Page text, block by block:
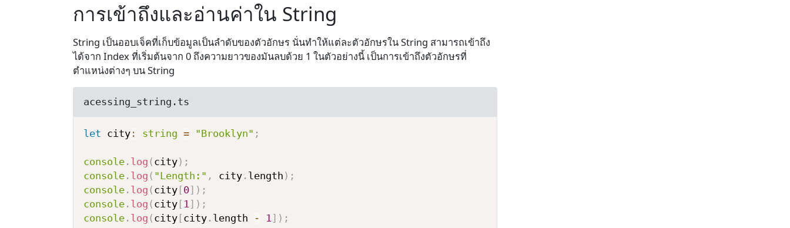
การเข้าถึงและอ่านค่าใน String
String เป็นออบเจ็คที่เก็บข้อมูลเป็นลำดับของตัวอักษร นั่นทำให้แต่ละตัวอักษรใน String สามารถเข้าถึง
ได้จาก Index ที่เริ่มต้นจาก 0 ถึงความยาวของมันลบด้วย 1 ในตัวอย่างนี้ เป็นการเข้าถึงตัวอักษรที่
ตำแหน่งต่างๆ บน String
acessing_string.ts
let city: string = "Brooklyn" ;
console. log ( city) ;
console. log ( "Length:" , city. length ) ;
console. log ( city[0] ) ;
console. log ( city[ 1 ] ) ;
console. log ( city[city. length - 1 ] ) ;